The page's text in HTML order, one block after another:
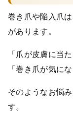
巻き爪や陥入爪
があります。
「爪が皮膚に当
「巻き爪が気にな
そのようなお悩
す。